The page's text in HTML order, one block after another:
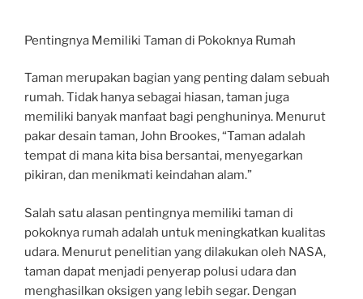
Pentingnya Memiliki Taman di Pokoknya Rumah
Taman merupakan bagian yang penting dalam sebuah
rumah. Tidak hanya sebagai hiasan, taman juga
memiliki banyak manfaat bagi penghuninya. Menurut
pakar desain taman, John Brookes, “Taman adalah
tempat di mana kita bisa bersantai, menyegarkan
pikiran, dan menikmati keindahan alam.”
Salah satu alasan pentingnya memiliki taman di
pokoknya rumah adalah untuk meningkatkan kualitas
udara. Menurut penelitian yang dilakukan oleh NASA,
taman dapat menjadi penyerap polusi udara dan
menghasilkan oksigen yang lebih segar. Dengan